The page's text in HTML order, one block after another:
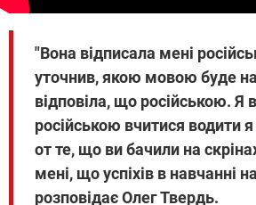
"Вона відписала мені
уточнив, якою мовою буде
відповіла, що російською. Я
російською вчитися водити
от те, що ви бачили на
мені, що успіхів в навчанні
розповідає Олег Твердь.